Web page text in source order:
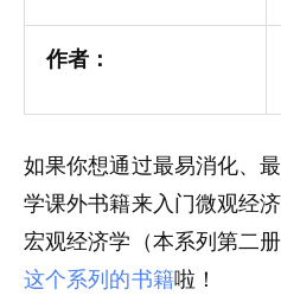
作者：
如果你想通过最易消化、
学课外书籍来入门微观经
宏观经济学（本系列第二
这个系列的书籍啦！